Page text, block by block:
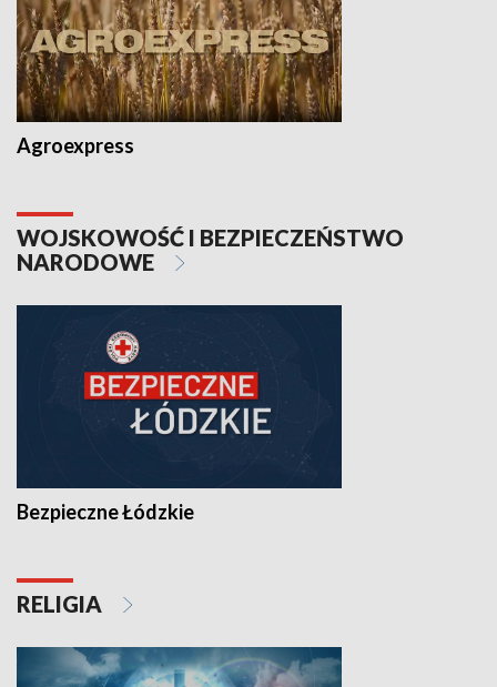
Agroexpress
WOJSKOWOŚĆ I BEZPIECZEŃSTWO
NARODOWE
Bezpieczne Łódzkie
RELIGIA